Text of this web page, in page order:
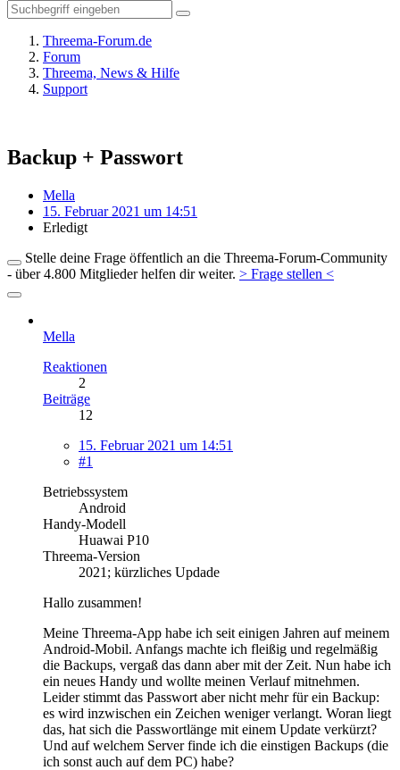
Threema-Forum.de
Forum
Threema, News & Hilfe
Support
Backup + Passwort
Mella
15. Februar 2021 um 14:51
Erledigt
Stelle deine Frage öffentlich an die Threema-Forum-Community
- über 4.800 Mitglieder helfen dir weiter. > Frage stellen <
Mella
Reaktionen
2
Beiträge
12
15. Februar 2021 um 14:51
#1
Betriebssystem
Android
Handy-Modell
Huawai P10
Threema-Version
2021; kürzliches Updade
Hallo zusammen!
Meine Threema-App habe ich seit einigen Jahren auf meinem
Android-Mobil. Anfangs machte ich fleißig und regelmäßig
die Backups, vergaß das dann aber mit der Zeit. Nun habe ich
ein neues Handy und wollte meinen Verlauf mitnehmen.
Leider stimmt das Passwort aber nicht mehr für ein Backup:
es wird inzwischen ein Zeichen weniger verlangt. Woran liegt
das, hat sich die Passwortlänge mit einem Update verkürzt?
Und auf welchem Server finde ich die einstigen Backups (die
ich sonst auch auf dem PC) habe?